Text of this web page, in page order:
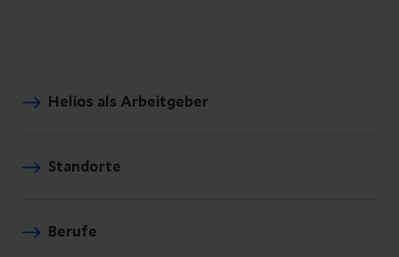
Helios als Arbeitgeber
Standorte
Berufe